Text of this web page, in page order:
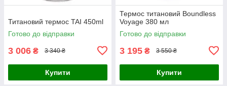
Титановий термос TAI 450ml
Готово до відправки
3 006 ₴ 3 340 ₴
Купити
Термос титановий Boundless
Voyage 380 мл
Готово до відправки
3 195 ₴ 3 550 ₴
Купити